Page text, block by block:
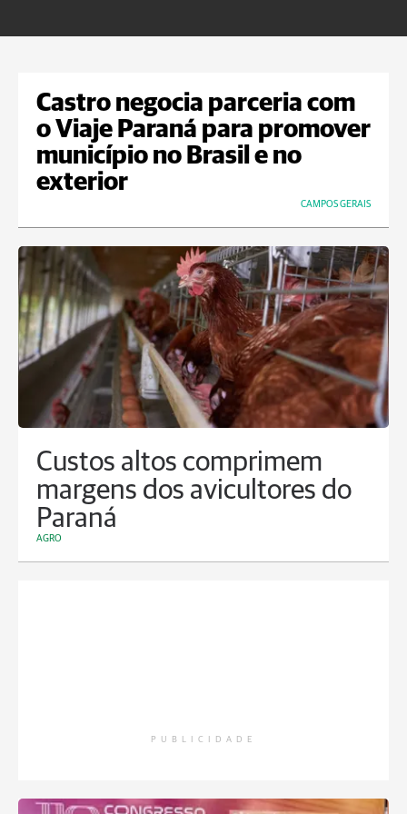
Castro negocia parceria com
o Viaje Paraná para promover
município no Brasil e no
exterior
CAMPOS GERAIS
Custos altos comprimem
margens dos avicultores do
Paraná
AGRO
PUBLICIDADE